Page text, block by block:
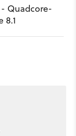
Quadcore-
8.1